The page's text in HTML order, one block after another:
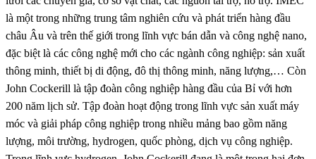
là một trong những trung tâm nghiên cứu và phát triển hàng đầu
châu Âu và trên thế giới trong lĩnh vực bán dẫn và công nghệ nano,
đặc biệt là các công nghệ mới cho các ngành công nghiệp: sản xuất
thông minh, thiết bị di động, đô thị thông minh, năng lượng,… Còn
John Cockerill là tập đoàn công nghiệp hàng đầu của Bỉ với hơn
200 năm lịch sử. Tập đoàn hoạt động trong lĩnh vực sản xuất máy
móc và giải pháp công nghiệp trong nhiều mảng bao gồm năng
lượng, môi trường, hydrogen, quốc phòng, dịch vụ công nghiệp.